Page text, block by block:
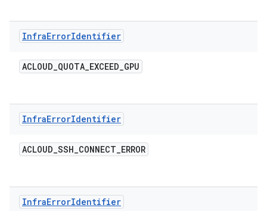
InfraErrorIdentifier
ACLOUD_QUOTA_EXCEED_GPU
InfraErrorIdentifier
ACLOUD_SSH_CONNECT_ERROR
InfraErrorIdentifier